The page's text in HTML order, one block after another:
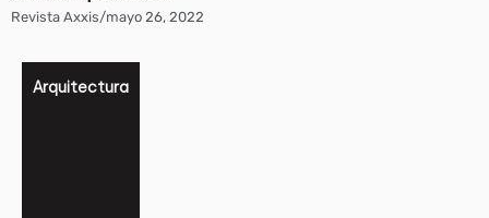
Revista Axxis/mayo 26, 2022
Arquitectura